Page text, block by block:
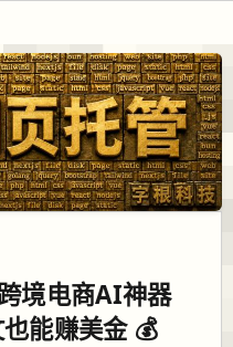
境电商AI神器
能赚美金 💰